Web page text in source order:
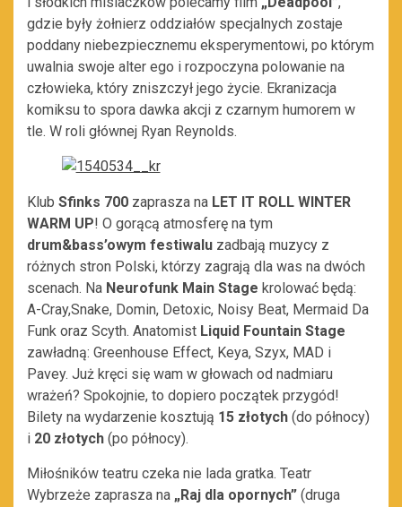
gdzie były żołnierz oddziałów specjalnych zostaje
poddany niebezpiecznemu eksperymentowi, po którym
uwalnia swoje alter ego i rozpoczyna polowanie na
człowieka, który zniszczył jego życie. Ekranizacja
komiksu to spora dawka akcji z czarnym humorem w
tle. W roli głównej Ryan Reynolds.
Klub Sfinks 700 zaprasza na LET IT ROLL WINTER
WARM UP! O gorącą atmosferę na tym
drum&bass’owym festiwalu zadbają muzycy z
różnych stron Polski, którzy zagrają dla was na dwóch
scenach. Na Neurofunk Main Stage krolować będą:
A-Cray,Snake, Domin, Detoxic, Noisy Beat, Mermaid Da
Funk oraz Scyth. Anatomist Liquid Fountain Stage
zawładną: Greenhouse Effect, Keya, Szyx, MAD i
Pavey. Już kręci się wam w głowach od nadmiaru
wrażeń? Spokojnie, to dopiero początek przygód!
Bilety na wydarzenie kosztują 15 złotych (do północy)
i 20 złotych (po północy).
Miłośników teatru czeka nie lada gratka. Teatr
Wybrzeże zaprasza na „Raj dla opornych” (druga